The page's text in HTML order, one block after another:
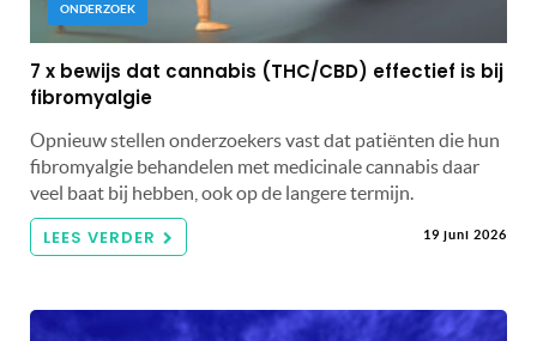
ONDERZOEK
7 x bewijs dat cannabis (THC/CBD) effectief is bij
fibromyalgie
Opnieuw stellen onderzoekers vast dat patiënten die hun
fibromyalgie behandelen met medicinale cannabis daar
veel baat bij hebben, ook op de langere termijn.
LEES VERDER 19 juni 2026